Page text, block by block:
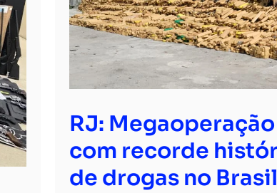
RJ:
com recorde
de drogas no Brasil